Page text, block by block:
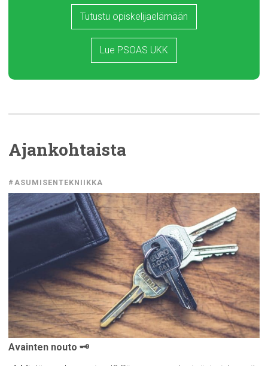
Tutustu opiskelijaelämään
Lue PSOAS UKK
Ajankohtaista
#ASUMISENTEKNIIKKA
Avainten nouto 🗝️